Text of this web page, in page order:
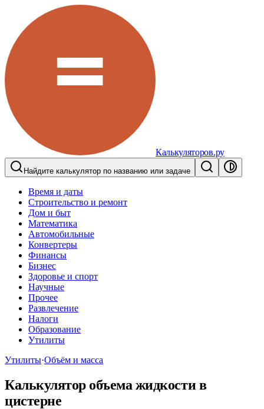
Калькуляторов.ру
Найдите калькулятор по названию или задаче
Время и даты
Строительство и ремонт
Дом и быт
Математика
Автомобильные
Конвертеры
Финансы
Бизнес
Здоровье и спорт
Научные
Прочее
Развлечение
Налоги
Образование
Утилиты
Утилиты·Объём и масса
Калькулятор объема жидкости в
цистерне